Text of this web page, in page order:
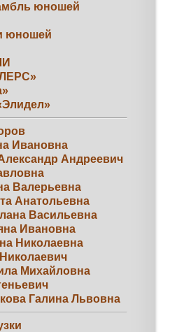
юношей
юношей
Ивановна
Андреевич
Валерьевна
Анатольевна
Васильевна
Ивановна
Николаевна
Михайловна
Галина Львовна